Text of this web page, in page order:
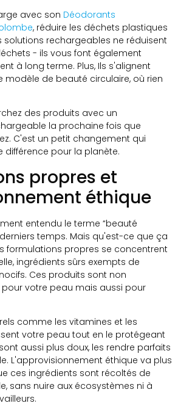
avec son Déodorants
, réduire les déchets plastiques
solutions rechargeables ne réduisent
- ils vous font également
à long terme. Plus, Ils s'alignent
modèle de beauté circulaire, où rien
des produits avec un
la prochaine fois que
C'est un petit changement qui
différence pour la planète.
propres et
éthique
entendu le terme “beauté
temps. Mais qu'est-ce que ça
formulations propres se concentrent
ingrédients sûrs exempts de
Ces produits sont non
votre peau mais aussi pour
comme les vitamines et les
votre peau tout en le protégeant
aussi plus doux, les rendre parfaits
L'approvisionnement éthique va plus
ces ingrédients sont récoltés de
sans nuire aux écosystèmes ni à